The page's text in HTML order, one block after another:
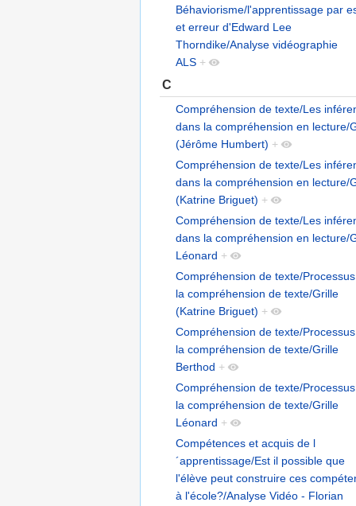
Béhaviorisme/l'apprentissage par
et erreur d'Edward Lee
Thorndike/Analyse vidéographie
ALS +
C
Compréhension de texte/Les
dans la compréhension en lecture/
(Jérôme Humbert) +
Compréhension de texte/Les
dans la compréhension en lecture/
(Katrine Briguet) +
Compréhension de texte/Les
dans la compréhension en lecture/
Léonard +
Compréhension de texte/
la compréhension de texte/Grille
(Katrine Briguet) +
Compréhension de texte/
la compréhension de texte/Grille
Berthod +
Compréhension de texte/
la compréhension de texte/Grille
Léonard +
Compétences et acquis de l
´apprentissage/Est il possible que
l'élève peut construire ces
à l'école?/Analyse Vidéo - Florian